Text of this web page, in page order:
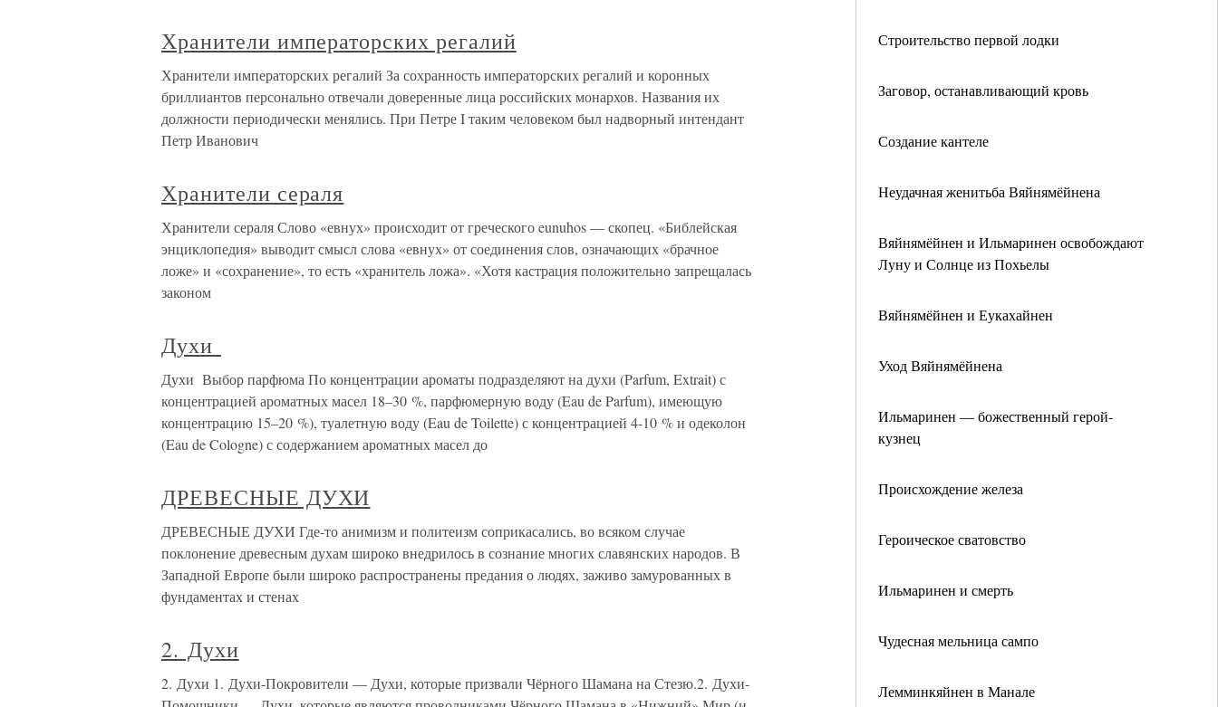
Строительство первой лодки
Заговор, останавливающий кровь
Создание кантеле
Неудачная женитьба Вяйнямёйнена
Вяйнямёйнен и Ильмаринен освобождают
Луну и Солнце из Похьелы
Вяйнямёйнен и Еукахайнен
Уход Вяйнямёйнена
Ильмаринен — божественный герой-
кузнец
Происхождение железа
Героическое сватовство
Ильмаринен и смерть
Чудесная мельница сампо
Лемминкяйнен в Манале
Хранители императорских регалий
Хранители императорских регалий За сохранность императорских регалий и коронных
бриллиантов персонально отвечали доверенные лица российских монархов. Названия их
должности периодически менялись. При Петре I таким человеком был надворный интендант
Петр Иванович
Хранители сераля
Хранители сераля Слово «евнух» происходит от греческого eunuhos — скопец. «Библейская
энциклопедия» выводит смысл слова «евнух» от соединения слов, означающих «брачное
ложе» и «сохранение», то есть «хранитель ложа». «Хотя кастрация положительно запрещалась
законом
Духи
Духи Выбор парфюма По концентрации ароматы подразделяют на духи (Parfum, Extrait) с
концентрацией ароматных масел 18–30 %, парфюмерную воду (Eau de Parfum), имеющую
концентрацию 15–20 %), туалетную воду (Eau de Toilette) с концентрацией 4-10 % и одеколон
(Eau de Cologne) с содержанием ароматных масел до
ДРЕВЕСНЫЕ ДУХИ
ДРЕВЕСНЫЕ ДУХИ Где-то анимизм и политеизм соприкасались, во всяком случае
поклонение древесным духам широко внедрилось в сознание многих славянских народов. В
Западной Европе были широко распространены предания о людях, заживо замурованных в
фундаментах и стенах
2. Духи
2. Духи 1. Духи-Покровители — Духи, которые призвали Чёрного Шамана на Стезю.2. Духи-